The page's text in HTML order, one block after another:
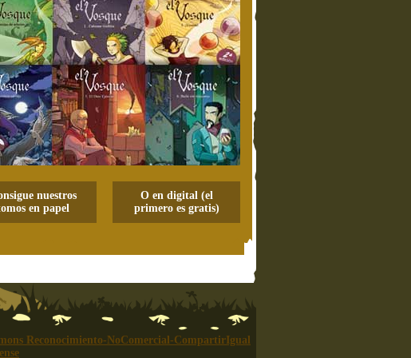
nuestros
en papel
O en digital (el
primero es gratis)
Reconocimiento-NoComercial-CompartirIgual